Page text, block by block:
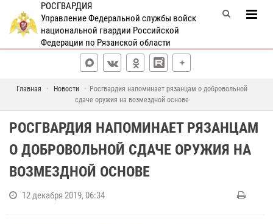
РОСГВАРДИЯ
Управление Федеральной службы войск
национальной гвардии Российской
Федерации по Рязанской области
Главная Новости
Росгвардия напоминает рязанцам о добровольной
сдаче оружия на возмездной основе
РОСГВАРДИЯ НАПОМИНАЕТ РЯЗАНЦАМ
О ДОБРОВОЛЬНОЙ СДАЧЕ ОРУЖИЯ НА
ВОЗМЕЗДНОЙ ОСНОВЕ
12 декабря 2019, 06:34